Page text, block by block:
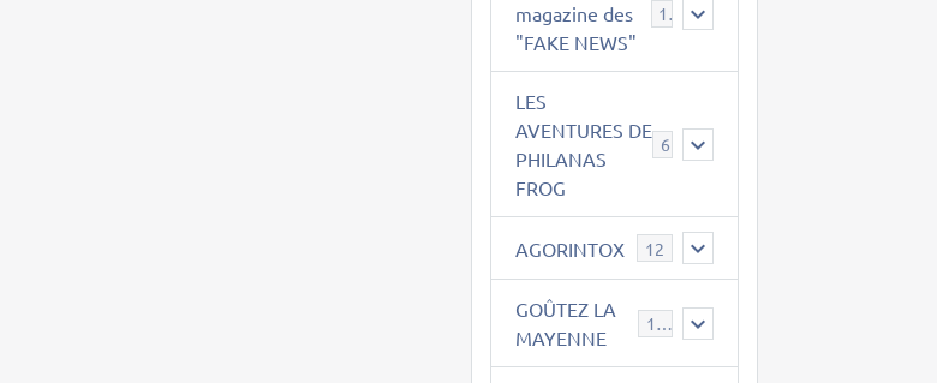
magazine des
"FAKE NEWS"
19
LES
AVENTURES DE
PHILANAS
FROG
AGORINTOX 12
GOÛTEZ LA
MAYENNE
189